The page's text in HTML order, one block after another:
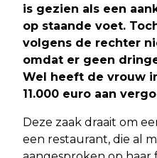
is gezien als een
op staande voet.
volgens de rechter
omdat er geen
Wel heeft de vrouw
11.000 euro aan
Deze zaak draait om
een restaurant, die al